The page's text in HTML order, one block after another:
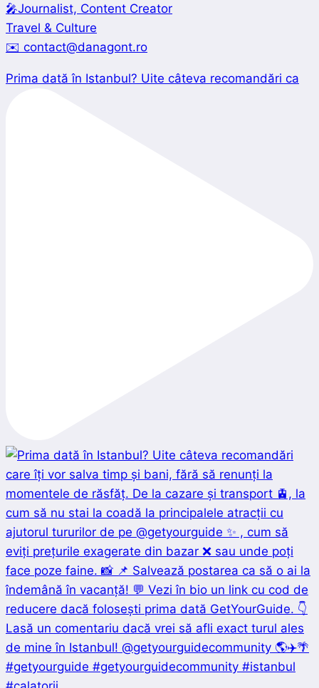
🎤Journalist, Content Creator
Travel & Culture
✉️ contact@danagont.ro
Prima dată în Istanbul? Uite câteva recomandări ca